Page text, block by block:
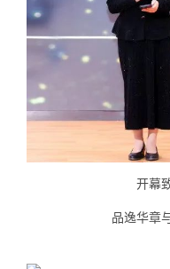
开幕
品逸华章